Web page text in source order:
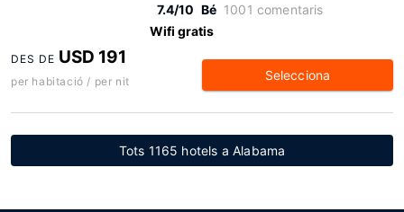
7.4/10 Bé 1001 comentaris
Wifi gratis
DES DE USD 191
per habitació / per nit Selecciona
Tots 1165 hotels a Alabama